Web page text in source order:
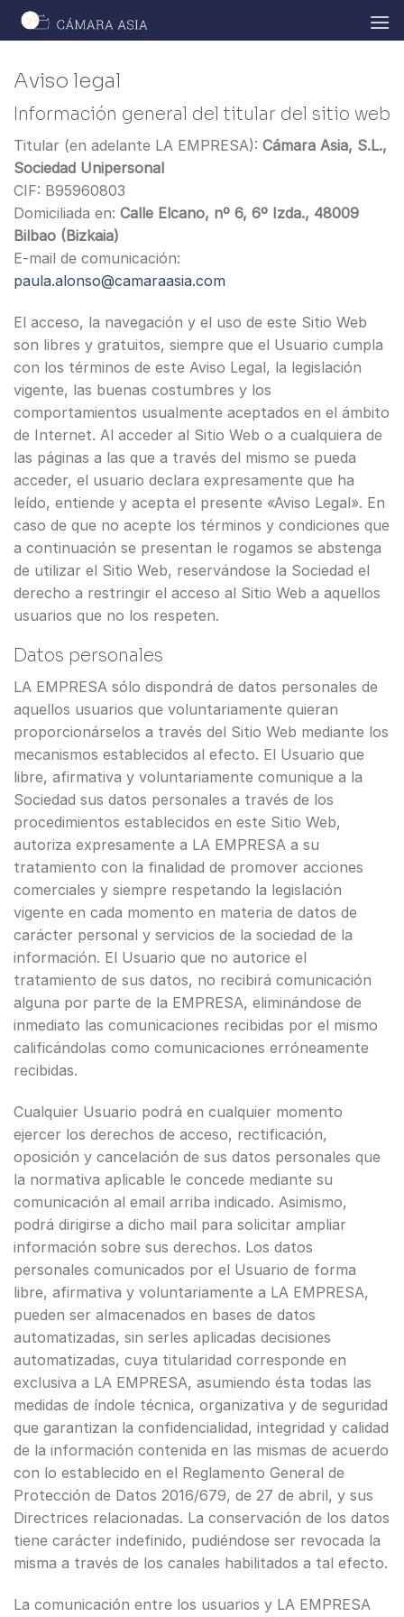
Skip
Aviso legal
Información general del titular del sitio web
Titular (en adelante LA EMPRESA): Cámara Asia, S.L.,
Sociedad Unipersonal
CIF: B95960803
Domiciliada en: Calle Elcano, nº 6, 6º Izda., 48009
Bilbao (Bizkaia)
E-mail de comunicación:
paula.alonso@camaraasia.com
El acceso, la navegación y el uso de este Sitio Web
son libres y gratuitos, siempre que el Usuario cumpla
con los términos de este Aviso Legal, la legislación
vigente, las buenas costumbres y los
comportamientos usualmente aceptados en el ámbito
de Internet. Al acceder al Sitio Web o a cualquiera de
las páginas a las que a través del mismo se pueda
acceder, el usuario declara expresamente que ha
leído, entiende y acepta el presente «Aviso Legal». En
caso de que no acepte los términos y condiciones que
a continuación se presentan le rogamos se abstenga
de utilizar el Sitio Web, reservándose la Sociedad el
derecho a restringir el acceso al Sitio Web a aquellos
usuarios que no los respeten.
Datos personales
LA EMPRESA sólo dispondrá de datos personales de
aquellos usuarios que voluntariamente quieran
proporcionárselos a través del Sitio Web mediante los
mecanismos establecidos al efecto. El Usuario que
libre, afirmativa y voluntariamente comunique a la
Sociedad sus datos personales a través de los
procedimientos establecidos en este Sitio Web,
autoriza expresamente a LA EMPRESA a su
tratamiento con la finalidad de promover acciones
comerciales y siempre respetando la legislación
vigente en cada momento en materia de datos de
carácter personal y servicios de la sociedad de la
información. El Usuario que no autorice el
tratamiento de sus datos, no recibirá comunicación
alguna por parte de la EMPRESA, eliminándose de
inmediato las comunicaciones recibidas por el mismo
calificándolas como comunicaciones erróneamente
recibidas.
Cualquier Usuario podrá en cualquier momento
ejercer los derechos de acceso, rectificación,
oposición y cancelación de sus datos personales que
la normativa aplicable le concede mediante su
comunicación al email arriba indicado. Asimismo,
podrá dirigirse a dicho mail para solicitar ampliar
información sobre sus derechos. Los datos
personales comunicados por el Usuario de forma
libre, afirmativa y voluntariamente a LA EMPRESA,
pueden ser almacenados en bases de datos
automatizadas, sin serles aplicadas decisiones
automatizadas, cuya titularidad corresponde en
exclusiva a LA EMPRESA, asumiendo ésta todas las
medidas de índole técnica, organizativa y de seguridad
que garantizan la confidencialidad, integridad y calidad
de la información contenida en las mismas de acuerdo
con lo establecido en el Reglamento General de
Protección de Datos 2016/679, de 27 de abril, y sus
Directrices relacionadas. La conservación de los datos
tiene carácter indefinido, pudiéndose ser revocada la
misma a través de los canales habilitados a tal efecto.
La comunicación entre los usuarios y LA EMPRESA